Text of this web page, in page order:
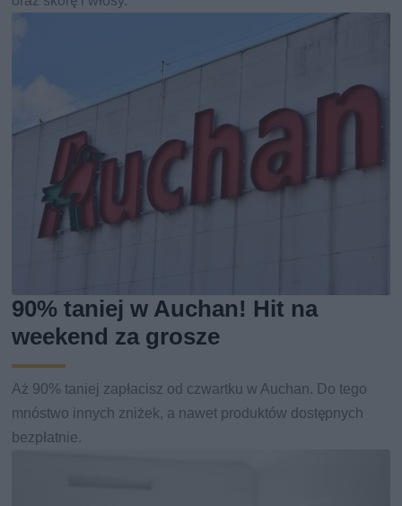
90% taniej w Auchan! Hit na
weekend za grosze
Aż 90% taniej zapłacisz od czwartku w Auchan. Do tego
mnóstwo innych zniżek, a nawet produktów dostępnych
bezpłatnie.